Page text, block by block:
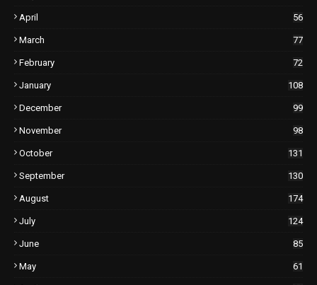
April 56
March 77
February 72
January 108
December 99
November 98
October 131
September 130
August 174
July 124
June 85
May 61